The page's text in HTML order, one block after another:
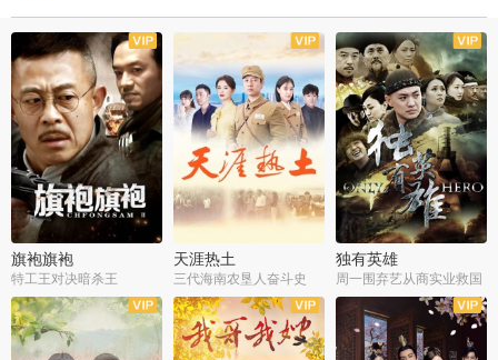
全43集
旗袍旗袍
特工王对决暗杀王
全36集
天涯热土
三代海南农垦人奋斗史
全34集
独有英雄
周一围弃艺从商实业救国
全34集
全50集 全51集